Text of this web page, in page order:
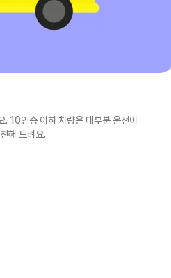
10인승 이하 차량은 대부분 운전이
해 드려요.